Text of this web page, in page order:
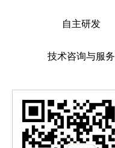
自主研发
技术咨询与服务